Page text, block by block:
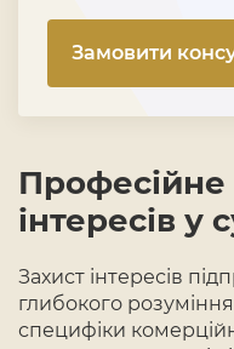
Замовити
інтересів у
Захист інтересів
глибокого
специфіки